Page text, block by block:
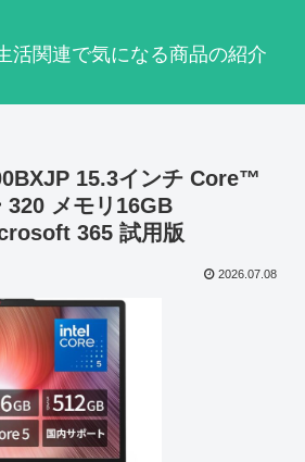
活関連で気になる商品の紹介
15.3インチ Core™
320 メモリ16GB
365 試用版
2026.07.08